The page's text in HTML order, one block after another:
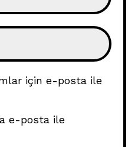
için e-posta ile
e-posta ile